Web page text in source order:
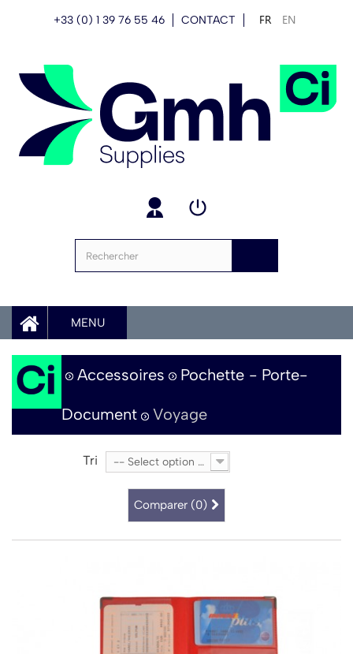
+33 (0) 1 39 76 55 46 CONTACT FR EN
MENU
Accessoires Pochette - Porte-
Document Voyage
Tri -- Select option --
Comparer (0)